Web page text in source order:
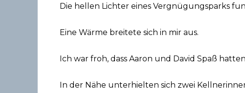
Die hellen Lichter eines Vergnügungsparks
Eine Wärme breitete sich in mir aus.
Ich war froh, dass Aaron und David Spaß
In der Nähe unterhielten sich zwei